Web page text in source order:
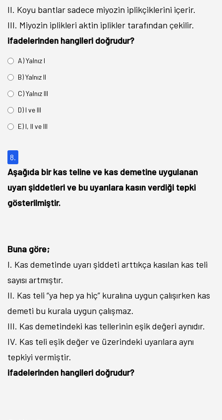
II. Koyu bantlar sadece miyozin iplikçiklerini içerir.
III. Miyozin iplikleri aktin iplikler tarafından çekilir.
ifadelerinden hangileri doğrudur?
A) Yalnız I
B) Yalnız II
C) Yalnız III
D) I ve III
E) I, II ve III
8.
Aşağıda bir kas teline ve kas demetine uygulanan
uyarı şiddetleri ve bu uyarılara kasın verdiği tepki
gösterilmiştir.
Buna göre;
I. Kas demetinde uyarı şiddeti arttıkça kasılan kas teli
sayısı artmıştır.
II. Kas teli “ya hep ya hiç” kuralına uygun çalışırken kas
demeti bu kurala uygun çalışmaz.
III. Kas demetindeki kas tellerinin eşik değeri aynıdır.
IV. Kas teli eşik değer ve üzerindeki uyarılara aynı
tepkiyi vermiştir.
ifadelerinden hangileri doğrudur?